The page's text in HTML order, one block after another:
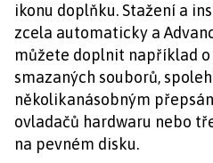
ikonu doplňku. Stažení a
zcela automaticky a
můžete doplnit například o
smazaných souborů,
několikanásobným
ovladačů hardwaru nebo
na pevném disku.